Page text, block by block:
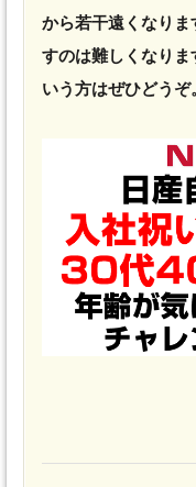
から若干遠くなり
すのは難しくなり
いう方はぜひどうぞ